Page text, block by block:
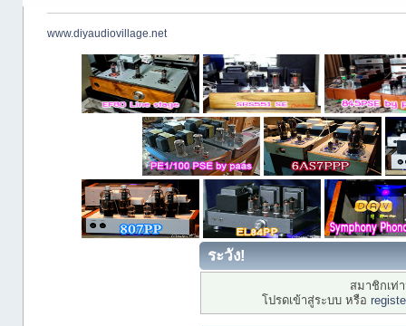
www.diyaudiovillage.net
ระวัง!
สมาชิกเท่
โปรดเข้าสู่ระบบ หรือ